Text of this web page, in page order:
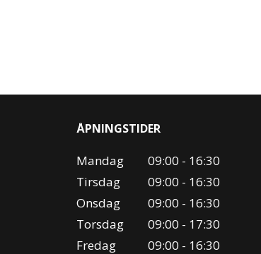
ÅPNINGSTIDER
Mandag
09:00 - 16:30
Tirsdag
09:00 - 16:30
Onsdag
09:00 - 16:30
Torsdag
09:00 - 17:30
Fredag
09:00 - 16:30